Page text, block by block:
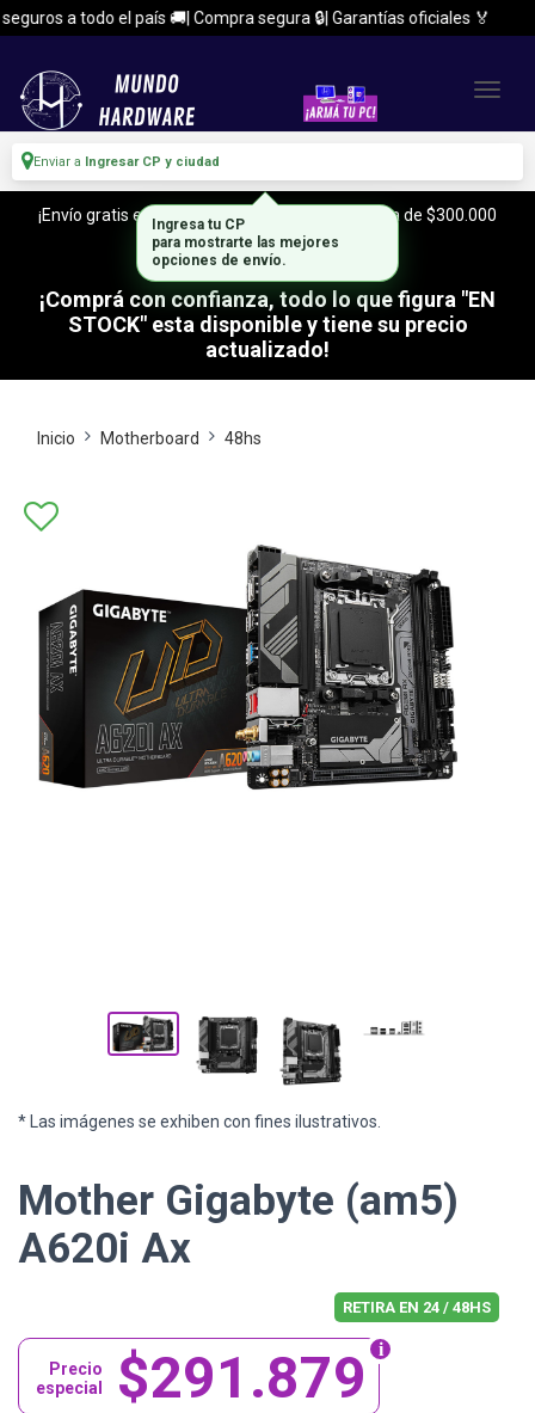
a todo el país 🚚| Compra segura 🔒| Garantías oficiales 🏅
Enviar a Ingresar CP y ciudad
¡Envío gratis en CABA y Zona Sur, con tu compra de $300.000
o mas!
¡Comprá con confianza, todo lo que figura "EN
STOCK" esta disponible y tiene su precio
actualizado!
Inicio Motherboard 48hs
* Las imágenes se exhiben con fines ilustrativos.
Mother Gigabyte (am5)
A620i Ax
RETIRA EN 24 / 48HS
$291.879
Precio
especial
Ingresa tu CP
para mostrarte las mejores
opciones de envío.